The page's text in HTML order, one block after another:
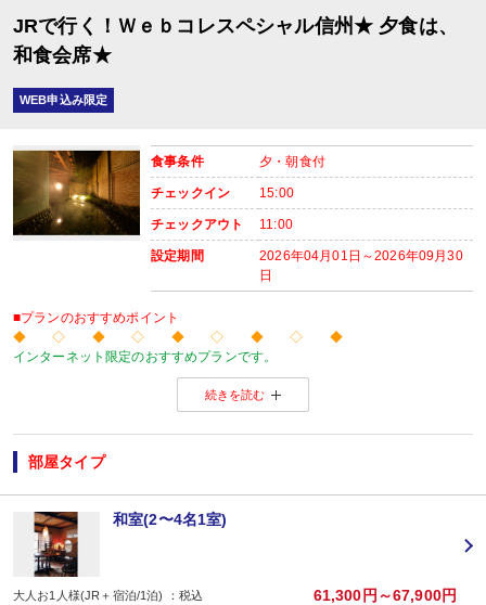
レストラン
内容:
和食会席
【時間】18：00～20：30
■朝食
レストラン
【時間】07：00～09：00
JRで行く！Ｗｅｂコレスペシャル信州★ 夕食は、
和食会席★
WEB申込み限定
食事条件 夕・朝食付
チェックイン 15:00
チェックアウト 11:00
設定期間
2026年04月01日～2026年09月30
日
■プランのおすすめポイント
◆ ◇ ◆ ◇ ◆ ◇ ◆ ◇ ◆
インターネット限定のおすすめプランです。
温泉旅館から市内のホテルまで人気のお宿をご用意！
※店頭・電話・メールでのお問合せや申込みは出来ません。
◆ ◇ ◆ ◇ ◆ ◇ ◆ ◇ ◆
【お楽しみメニュー】
・オリジナルポストカード付
・記念日（誕生日・結婚記念日）の前後一日の方に、地酒吟醸酒グラス1杯付！
※記念日前後一日が宿泊期間中に含まれる場合に限ります。証明できるもの
※予約条件の入力欄で記念日の内容をお選びください。
・レイトチェックアウト11:00ＯＫ！（通常10:00）
※除外日：休前日にあたる宿泊日
・貸切風呂ご利用可能（通常30分2,000円）※事前予約
貸切風呂のご予約は、ご予約日の翌日以降にお客様自身で宿泊施設にご連絡く
続きを読む
部屋タイプ
和室(2〜4名1室)
大人お1人様(JR＋宿泊/1泊) ：税込 61,300円～67,900円